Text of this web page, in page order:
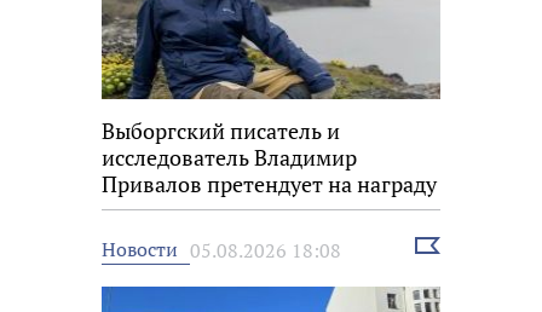
Выборгский писатель и
исследователь Владимир
Привалов претендует на награду
«Знание.Премия»
Новости 05.08.2026 18:08
Выбрать